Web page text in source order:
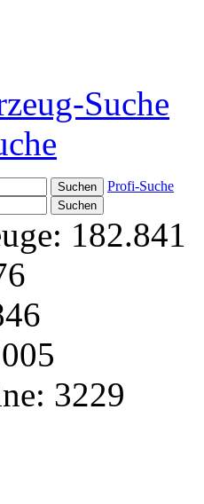
Suche
Profi-Suche
182.841
3229